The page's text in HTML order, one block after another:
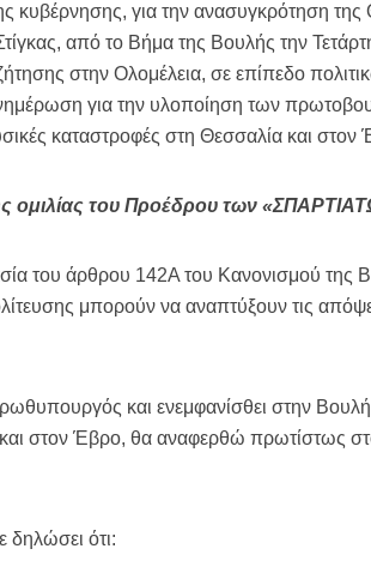
της κυβέρνησης, για την ανασυγκρότηση
από το Βήμα της Βουλής την
στην Ολομέλεια, σε επίπεδο
για την υλοποίηση των
καταστροφές στη Θεσσαλία και στον
ομιλίας του Προέδρου των
του άρθρου 142Α του Κανονισμού της
μπορούν να αναπτύξουν τις
και ενεμφανίσθει στην Βουλή
στον Έβρο, θα αναφερθώ πρωτίστως
δηλώσει ότι: